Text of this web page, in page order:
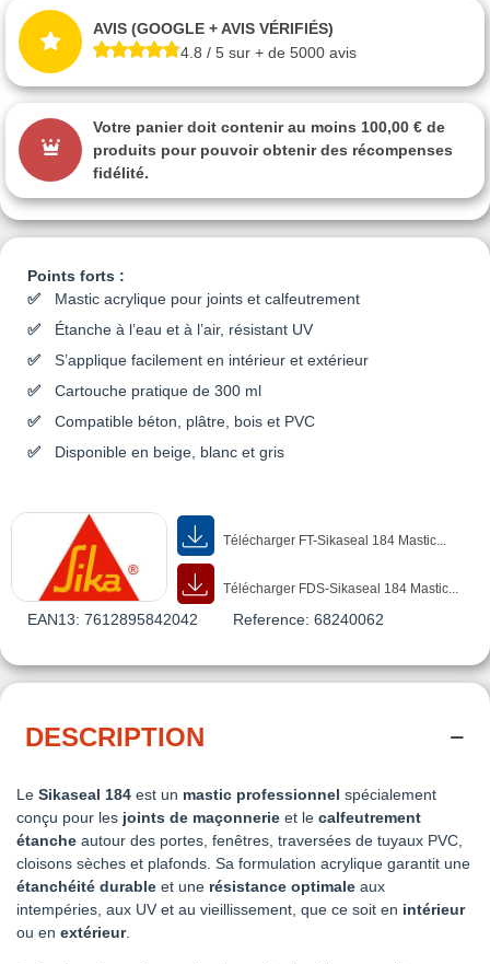
Points forts :
Mastic acrylique pour joints et calfeutrement
Étanche à l’eau et à l’air, résistant UV
S’applique facilement en intérieur et extérieur
Cartouche pratique de 300 ml
Compatible béton, plâtre, bois et PVC
Disponible en beige, blanc et gris
Télécharger FT-Sikaseal 184 Mastic...
Télécharger FDS-Sikaseal 184 Mastic...
EAN13: 7612895842042 Reference: 68240062
AVIS (GOOGLE + AVIS VÉRIFIÉS)
4.8 / 5 sur + de 5000 avis
Votre panier doit contenir au moins 100,00 € de
produits pour pouvoir obtenir des récompenses
fidélité.
DESCRIPTION
Le Sikaseal 184 est un mastic professionnel spécialement
conçu pour les joints de maçonnerie et le calfeutrement
étanche autour des portes, fenêtres, traversées de tuyaux PVC,
cloisons sèches et plafonds. Sa formulation acrylique garantit une
étanchéité durable et une résistance optimale aux
intempéries, aux UV et au vieillissement, que ce soit en intérieur
ou en extérieur.